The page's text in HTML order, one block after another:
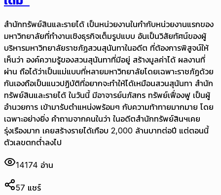
สำนักทรัพย์สินและรายได้ เป็นหน่วยงานในกำกับหน่วยงานแรกของ
มหาวิทยาลัยที่ทำงานเชิงธุรกิจเต็มรูปแบบ อันเป็นวิสัยทัศน์ของผู้
บริหารมหาวิทยาลัยราชภัฏสวนสุนันทาในอดีต ที่ต้องการพิสูจน์ให้
เห็นว่า องค์ความรู้ของสวนสุนันทาที่มีอยู่ สร้างมูลค่าได้ ผลงานที่
ผ่าน ถือได้ว่าเป็นแม่แบบที่หลายมหาวิทยาลัยโดยเฉพาะราชภัฏด้วย
กันเองถือเป็นแนวปฏิบัติที่อยากจะทำให้ได้เหมือนสวนสุนันทา สำนัก
ทรัพย์สินและรายได้ ในวันนี้ มีอาจารย์นภัสกร ทรัพย์เฟื่องฟู เป็นผู้
อำนวยการ เข้ามารับตำแหน่งพร้อมๆ กับความท้าทายมากมาย โดย
เฉพาะอย่างยิ่ง คำถามจากคนในว่า ในอดีตสำนักทรัพย์สินฯเคย
รุ่งเรืองมาก เคยสร้างรายได้เกือบ 2,000 ล้านบาทต่อปี แต่ตอนนี้
ตัวเลขตกต่ำลงไป
14174 อ่าน
57 แชร์